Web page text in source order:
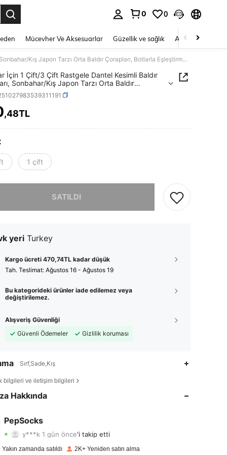
0 0
Mücevher Ve Aksesuarlar Güzellik ve sağlık Ayakkabı
Kadınlar İçin 1 Çift/3 Çift Rastgele Dantel Kesimli Baldır Çorapları, Sonbahar/Kış Japon Tarzı Orta Baldır Çorapları, Botlarla Eşleştirmek İçin Rahat ve Çok Yönlü
İçin 1 Çift/3 Çift Rastgele Dantel Kesimli Baldır
Sonbahar/Kış Japon Tarzı Orta Baldır
Botlarla Eşleştirmek İçin Rahat ve Çok Yönlü
AND AVAILABILITY
,48TL
1 çift
SATILDI
yeri Turkey
Kargo ücreti 470,74TL kadar düşük
Tah. Teslimat: Ağustos 16 - Ağustos 19
Bu kategorideki ürünler iade edilemez veya
değiştirilemez.
Alışveriş Güvenliği
Güvenli Ödemeler
Gizlilik koruması
Sırf,Sade,Kış
bilgileri ve iletişim bilgileri
Hakkında
PepSocks
4,82
4,82
y***k 1 gün önce 'i takip etti
4,82 Derecelendirme 18Ürünler
zamanda satıldı 2K+ Yeniden satın alma